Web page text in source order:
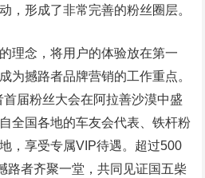
，形成了非常完善的粉丝圈层。
理念，将用户的体验放在第一
为撼路者品牌营销的工作重点。
届粉丝大会在阿拉善沙漠中盛
全国各地的车友会代表、铁杆粉
，享受专属VIP待遇。超过500
路者齐聚一堂，共同见证国五柴